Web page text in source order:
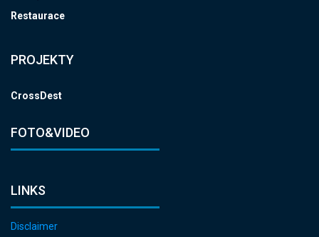
Restaurace
PROJEKTY
CrossDest
FOTO&VIDEO
LINKS
Disclaimer